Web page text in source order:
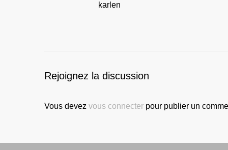
karlen
Rejoignez la discussion
Vous devez vous connecter pour publier un